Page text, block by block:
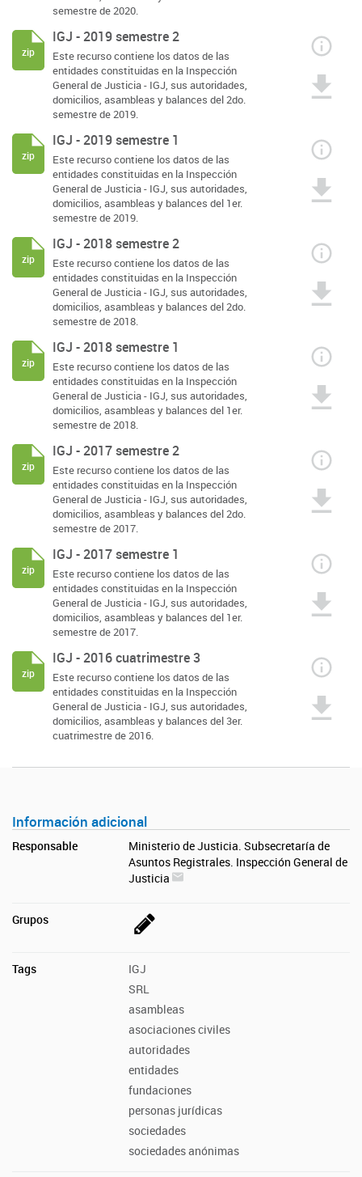
semestre de 2020.
IGJ - 2019 semestre 2
Este recurso contiene los datos de las
entidades constituidas en la Inspección
General de Justicia - IGJ, sus autoridades,
domicilios, asambleas y balances del 2do.
semestre de 2019.
zip
IGJ - 2019 semestre 1
Este recurso contiene los datos de las
entidades constituidas en la Inspección
General de Justicia - IGJ, sus autoridades,
domicilios, asambleas y balances del 1er.
semestre de 2019.
zip
IGJ - 2018 semestre 2
Este recurso contiene los datos de las
entidades constituidas en la Inspección
General de Justicia - IGJ, sus autoridades,
domicilios, asambleas y balances del 2do.
semestre de 2018.
zip
IGJ - 2018 semestre 1
Este recurso contiene los datos de las
entidades constituidas en la Inspección
General de Justicia - IGJ, sus autoridades,
domicilios, asambleas y balances del 1er.
semestre de 2018.
zip
IGJ - 2017 semestre 2
Este recurso contiene los datos de las
entidades constituidas en la Inspección
General de Justicia - IGJ, sus autoridades,
domicilios, asambleas y balances del 2do.
semestre de 2017.
zip
IGJ - 2017 semestre 1
Este recurso contiene los datos de las
entidades constituidas en la Inspección
General de Justicia - IGJ, sus autoridades,
domicilios, asambleas y balances del 1er.
semestre de 2017.
zip
IGJ - 2016 cuatrimestre 3
Este recurso contiene los datos de las
entidades constituidas en la Inspección
General de Justicia - IGJ, sus autoridades,
domicilios, asambleas y balances del 3er.
cuatrimestre de 2016.
zip
Información adicional
Responsable
Ministerio de Justicia. Subsecretaría de
Asuntos Registrales. Inspección General de
Justicia
Grupos
Tags
IGJ
SRL
asambleas
asociaciones civiles
autoridades
entidades
fundaciones
personas jurídicas
sociedades
sociedades anónimas